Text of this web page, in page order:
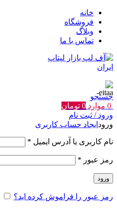
خانه
فروشگاه
وبلاگ
تماس با ما
جستجو
0 موارد 0 تومان
ورود / ثبت نام
ورود ایجاد حساب کاربری
نام کاربری یا آدرس ایمیل *
رمز عبور *
ورود
رمز عبور را فراموش کرده اید؟